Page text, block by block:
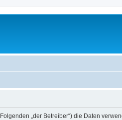
„der Betreiber“) die Daten